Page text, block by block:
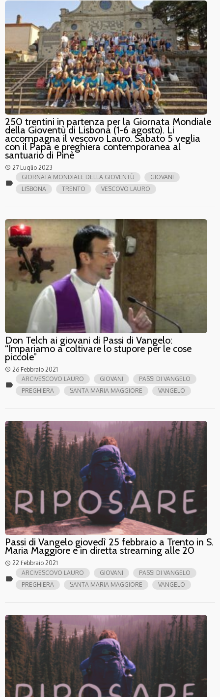
250 trentini in partenza per la Giornata Mondiale
della Gioventù di Lisbona (1-6 agosto). Li
accompagna il vescovo Lauro. Sabato 5 veglia
con il Papa e preghiera contemporanea al
santuario di Pinè
access_time 27 Luglio 2023
label
GIORNATA MONDIALE DELLA GIOVENTÙ
GIOVANI
LISBONA
TRENTO VESCOVO LAURO
Don Telch ai giovani di Passi di Vangelo:
“Impariamo a coltivare lo stupore per le cose
piccole”
access_time 26 Febbraio 2021
label
ARCIVESCOVO LAURO GIOVANI
PASSI DI VANGELO
PREGHIERA
SANTA MARIA MAGGIORE VANGELO
Passi di Vangelo giovedì 25 febbraio a Trento in S.
Maria Maggiore e in diretta streaming alle 20
access_time 22 Febbraio 2021
label
ARCIVESCOVO LAURO GIOVANI
PASSI DI VANGELO
PREGHIERA
SANTA MARIA MAGGIORE VANGELO